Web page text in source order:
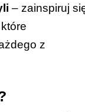
– zainspiruj
z